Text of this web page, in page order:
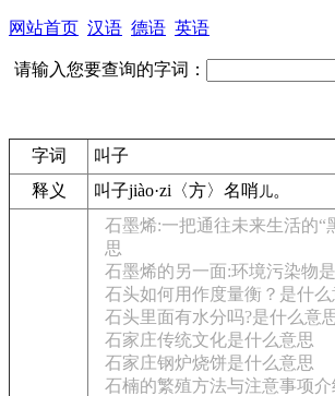
网站首页 汉语 德语 英语
请输入您要查询的字词：
字词
叫子
释义
叫子jiào·zi 〈方〉 名哨 儿。
石墨烯:一把通往未来生活的“
思
石墨烯的另一面:环境污染物
石头如何用作度量衡？是什么
石头里面有水分吗?是什么意
石家庄传统文化是什么意思
石家庄钢炉烧饼是什么意思
石楠的繁殖方法与注意事项